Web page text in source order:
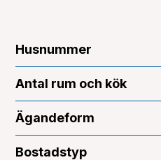
Husnummer
Antal rum och kök
Ägandeform
Bostadstyp